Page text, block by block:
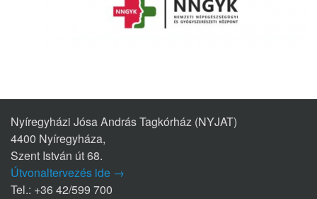
Nyíregyházi Jósa András Tagkórház (NYJAT)
4400 Nyíregyháza,
Szent István út 68.
Útvonaltervezés ide →
Tel.: +36 42/599 700